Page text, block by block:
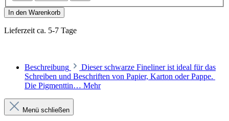
In den Warenkorb
Lieferzeit ca. 5-7 Tage
Beschreibung
Dieser schwarze Fineliner ist ideal für das
Schreiben und Beschriften von Papier, Karton oder Pappe.
Die Pigmenttin… Mehr
Menü schließen